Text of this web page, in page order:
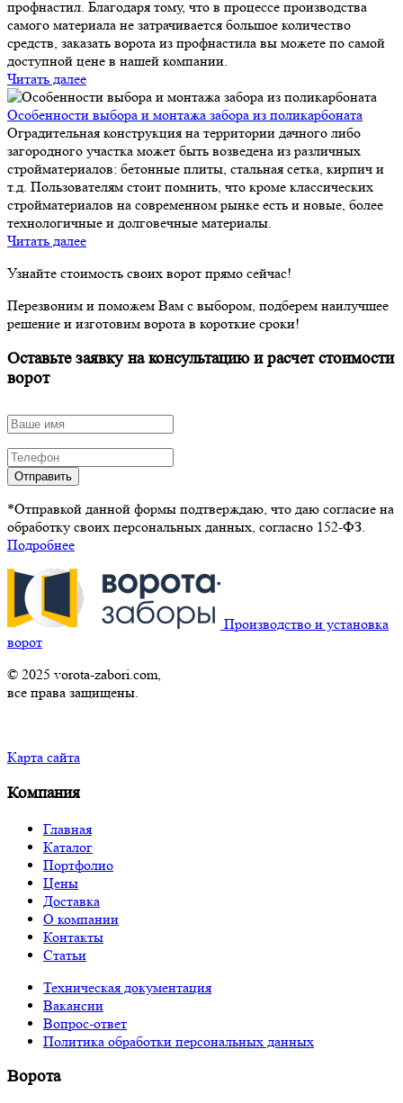
профнастил. Благодаря тому, что в процессе производства
самого материала не затрачивается большое количество
средств, заказать ворота из профнастила вы можете по самой
доступной цене в нашей компании.
Читать далее
Особенности выбора и монтажа забора из поликарбоната
Оградительная конструкция на территории дачного либо
загородного участка может быть возведена из различных
стройматериалов: бетонные плиты, стальная сетка, кирпич и
т.д. Пользователям стоит помнить, что кроме классических
стройматериалов на современном рынке есть и новые, более
технологичные и долговечные материалы.
Читать далее
Узнайте стоимость своих ворот прямо сейчас!
Перезвоним и поможем Вам с выбором, подберем наилучшее
решение и изготовим ворота в короткие сроки!
Оставьте заявку на консультацию и расчет стоимости
ворот
Отправить
*Отправкой данной формы подтверждаю, что даю согласие на
обработку своих персональных данных, согласно 152-ФЗ.
Подробнее
Производство и установка
ворот
© 2025 vorota-zabori.com,
все права защищены.
Карта сайта
Компания
Главная
Каталог
Портфолио
Цены
Доставка
О компании
Контакты
Статьи
Техническая документация
Вакансии
Вопрос-ответ
Политика обработки персональных данных
Ворота